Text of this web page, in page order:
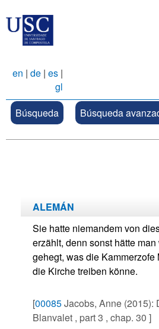
en | de | es |
gl
Búsqueda
Búsqueda
ALEMÁN
Sie hatte niemandem von
erzählt, denn sonst hätte
gehegt, was die
die Kirche treiben könne.
[00085Jacobs, Anne (2015):
Blanvalet , part 3 , chap. 30 ]